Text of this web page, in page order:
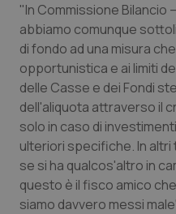
Puglia
Sardegna
Sicilia
Toscana
Umbria
Malattie rare
Malattia di Crohn
Neuroscienze &
Obesità
Oftalmologia
"In Commissione Bilancio
abbiamo comunque
di fondo ad una misura
opportunistica e ai limiti
delle Casse e dei Fondi
dell'aliquota attraverso il
solo in caso di
ulteriori specifiche. In altri
se si ha qualcos'altro in
questo è il fisco amico
siamo davvero messi